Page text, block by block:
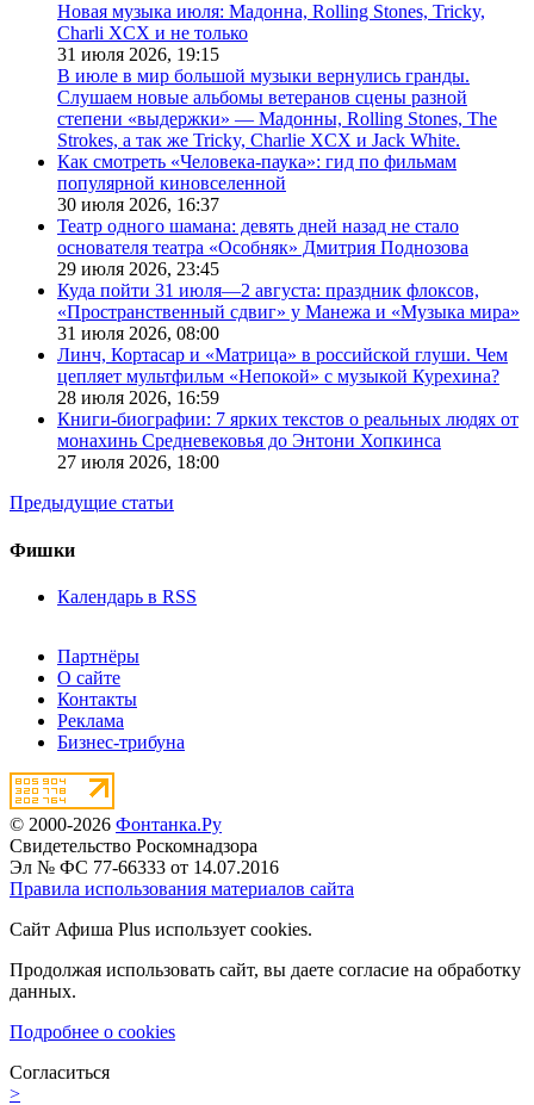
Новая музыка июля: Мадонна, Rolling Stones, Tricky,
Charli XCX и не только
31 июля 2026, 19:15
В июле в мир большой музыки вернулись гранды.
Слушаем новые альбомы ветеранов сцены разной
степени «выдержки» — Мадонны, Rolling Stones, The
Strokes, а так же Tricky, Charlie XCX и Jack White.
Как смотреть «Человека-паука»: гид по фильмам
популярной киновселенной
30 июля 2026, 16:37
Театр одного шамана: девять дней назад не стало
основателя театра «Особняк» Дмитрия Поднозова
29 июля 2026, 23:45
Куда пойти 31 июля—2 августа: праздник флоксов,
«Пространственный сдвиг» у Манежа и «Музыка мира»
31 июля 2026, 08:00
Линч, Кортасар и «Матрица» в российской глуши. Чем
цепляет мультфильм «Непокой» с музыкой Курехина?
28 июля 2026, 16:59
Книги-биографии: 7 ярких текстов о реальных людях от
монахинь Средневековья до Энтони Хопкинса
27 июля 2026, 18:00
Предыдущие статьи
Фишки
Календарь в RSS
Партнёры
О сайте
Контакты
Реклама
Бизнес-трибуна
© 2000-2026 Фонтанка.Ру
Свидетельство Роскомнадзора
Эл № ФС 77-66333 от 14.07.2016
Правила использования материалов сайта
Сайт Афиша Plus использует cookies.
Продолжая использовать сайт, вы даете согласие на обработку
данных.
Подробнее о cookies
Согласиться
>